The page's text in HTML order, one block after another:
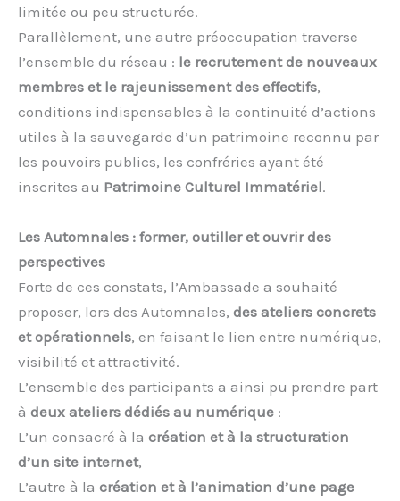
limitée ou peu structurée.
Parallèlement, une autre préoccupation traverse
l’ensemble du réseau : le recrutement de nouveaux
membres et le rajeunissement des effectifs,
conditions indispensables à la continuité d’actions
utiles à la sauvegarde d’un patrimoine reconnu par
les pouvoirs publics, les confréries ayant été
inscrites au Patrimoine Culturel Immatériel.
Les Automnales : former, outiller et ouvrir des
perspectives
Forte de ces constats, l’Ambassade a souhaité
proposer, lors des Automnales, des ateliers concrets
et opérationnels, en faisant le lien entre numérique,
visibilité et attractivité.
L’ensemble des participants a ainsi pu prendre part
à deux ateliers dédiés au numérique :
L’un consacré à la création et à la structuration
d’un site internet,
L’autre à la création et à l’animation d’une page